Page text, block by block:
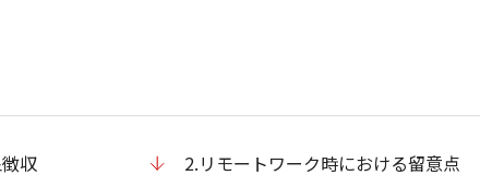
収
2.リモートワーク時における留意点